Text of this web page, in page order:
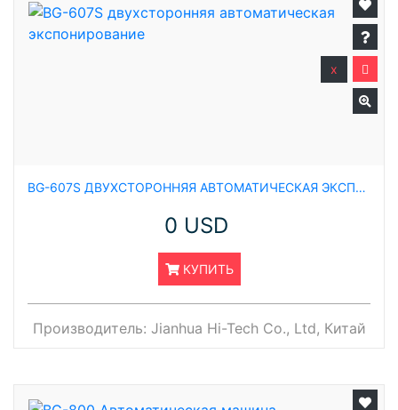
BG-607S ДВУХСТОРОННЯЯ АВТОМАТИЧЕСКАЯ ЭКСПОНИРОВАНИЕ
0 USD
КУПИТЬ
x
Производитель: Jianhua Hi-Tech Co., Ltd, Китай